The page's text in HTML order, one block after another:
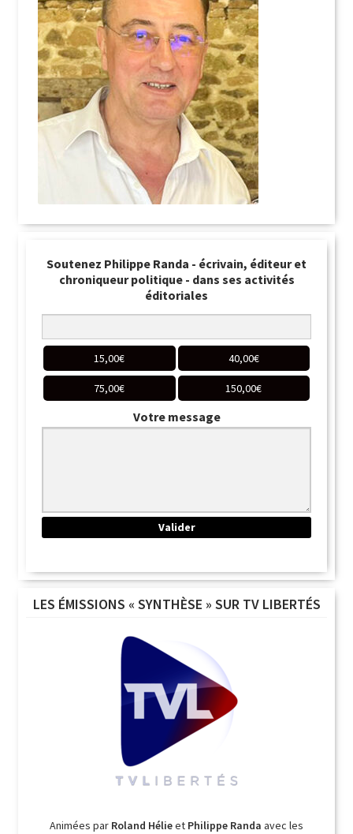
Soutenez Philippe Randa - écrivain, éditeur et
chroniqueur politique - dans ses activités
éditoriales
15,00€ 40,00€
75,00€ 150,00€
Votre message
LES ÉMISSIONS « SYNTHÈSE » SUR TV LIBERTÉS
Animées par Roland Hélieet Philippe Randa avec les